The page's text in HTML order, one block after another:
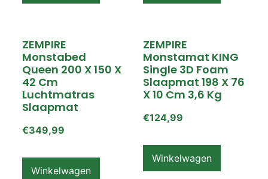
ZEMPIRE
Monstabed
Queen 200 X 150 X
42 Cm
Luchtmatras
Slaapmat
€349,99
Winkelwagen
ZEMPIRE
Monstamat KING
Single 3D Foam
Slaapmat 198 X 76
X 10 Cm 3,6 Kg
€124,99
Winkelwagen